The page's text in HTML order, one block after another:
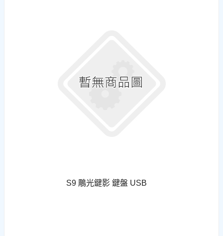
S9 鵰光鍵影 鍵盤 USB